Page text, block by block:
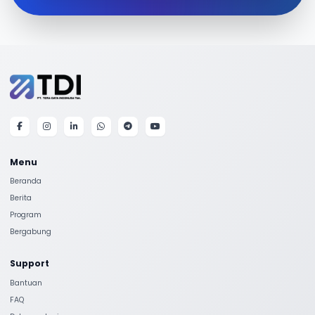
Menu
Beranda
Berita
Program
Bergabung
Support
Bantuan
FAQ